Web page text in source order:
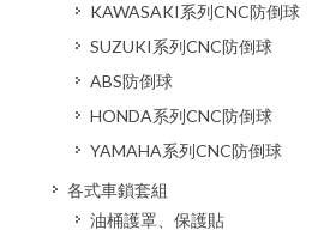
KAWASAKI系列CNC防倒球
SUZUKI系列CNC防倒球
ABS防倒球
HONDA系列CNC防倒球
YAMAHA系列CNC防倒球
各式車鎖套組
油桶護罩、保護貼